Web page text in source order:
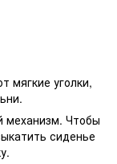
мягкие уголки,
механизм. Чтобы
сиденье